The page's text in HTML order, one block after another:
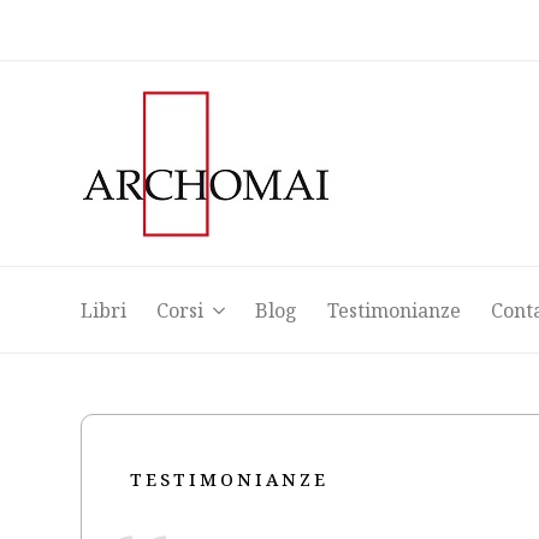
Libri Corsi Blog Testimonianze
TESTIMONIANZE